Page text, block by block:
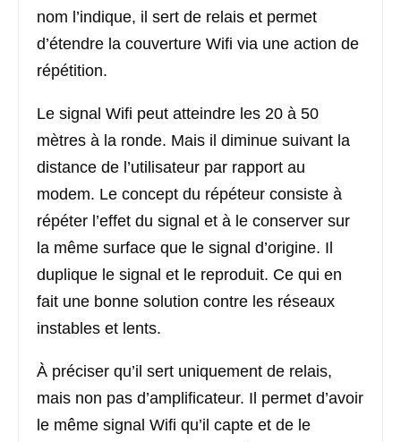
nom l’indique, il sert de relais et permet
d’étendre la couverture Wifi via une action de
répétition.
Le signal Wifi peut atteindre les 20 à 50
mètres à la ronde. Mais il diminue suivant la
distance de l’utilisateur par rapport au
modem. Le concept du répéteur consiste à
répéter l’effet du signal et à le conserver sur
la même surface que le signal d’origine. Il
duplique le signal et le reproduit. Ce qui en
fait une bonne solution contre les réseaux
instables et lents.
À préciser qu’il sert uniquement de relais,
mais non pas d’amplificateur. Il permet d’avoir
le même signal Wifi qu’il capte et de le